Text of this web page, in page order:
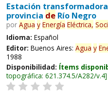
Estación
provincia deRío Negro
por Agua y Energía Eléctrica,
Idioma: Español
Editor: Buenos Aires: Agua y
1988
Disponibilidad: Ítems
topográfica: 621.374.5/A282/v.4